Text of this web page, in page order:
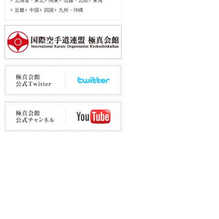
近畿
中国 四国 九州・沖縄